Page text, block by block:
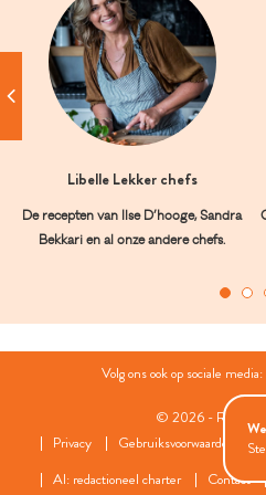
Libelle Lekker chefs
De recepten van Ilse D’hooge, Sandra
Bekkari en al onze andere chefs.
Volg ons ook op sociale media:
© 2026 - Roularta
Privacy
Gebruiksvoorwaarden
AI: redactioneel charter
Contact